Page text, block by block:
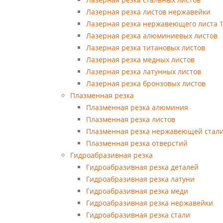
Лазерная резка листов нержавейки
Лазерная резка нержавеющего листа
Лазерная резка алюминиевых листов
Лазерная резка титановых листов
Лазерная резка медных листов
Лазерная резка латунных листов
Лазерная резка бронзовых листов
Плазменная резка
Плазменная резка алюминия
Плазменная резка листов
Плазменная резка нержавеющей стали
Плазменная резка отверстий
Гидроабразивная резка
Гидроабразивная резка деталей
Гидроабразивная резка латуни
Гидроабразивная резка меди
Гидроабразивная резка нержавейки
Гидроабразивная резка стали